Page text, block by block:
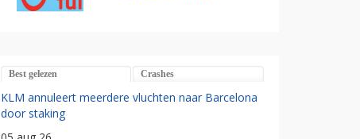
Best gelezen Crashes
KLM annuleert meerdere vluchten naar Barcelona
door staking